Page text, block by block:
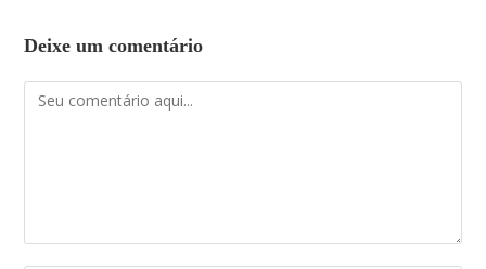
Deixe um comentário